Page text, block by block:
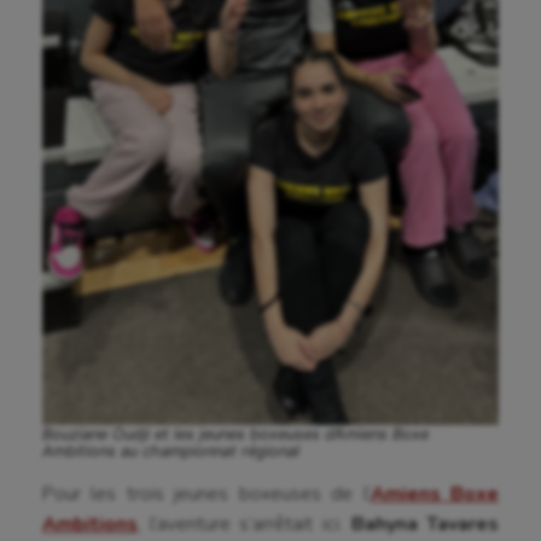
Escalade
Escrime
Fitness
Flag football
Football américain
Futsal
Gymnastique rythmique
Haltérophilie
Bouziane Oudji et les jeunes boxeuses d’Amiens Boxe
Ambitions au championnat régional
Pour les trois jeunes boxeuses de l’Amiens Boxe
Ambitions , l’aventure s’arrêtait ici. Bahyna Tavares